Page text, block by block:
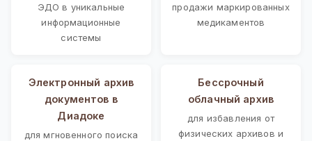
ЭДО в уникальные
информационные
системы
продажи маркированных
медикаментов
Электронный архив
документов в
Диадоке
для мгновенного поиска
Бессрочный
облачный архив
для избавления от
физических архивов и